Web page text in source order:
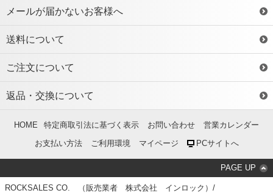
メールが届かないお客様へ
送料について
ご注文について
返品・交換について
HOME 特定商取引法に基づく表示 お問い合わせ
営業カレンダー
お支払い方法
ご利用環境 マイページ PCサイトへ
PAGE UP
ROCKSALES CO. （販売業者 株式会社 インロック）/